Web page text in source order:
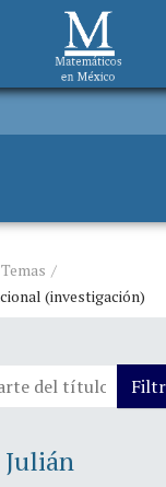
Temas
(investigación)
del título